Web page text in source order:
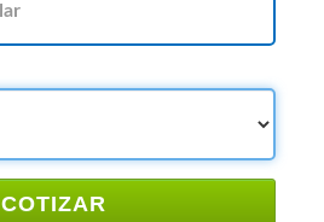
COTIZAR